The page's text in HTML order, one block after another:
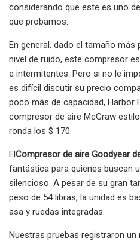
considerando que este es uno
que probamos.
En general, dado el tamaño más
nivel de ruido, este compresor
e intermitentes. Pero si no le
es difícil discutir su precio
poco más de capacidad, Harbor
compresor de aire McGraw
ronda los $ 170.
ElCompresor de aire Goodyear
fantástica para quienes buscan
silencioso. A pesar de su gran
peso de 54 libras, la unidad es
asa y ruedas integradas.
Nuestras pruebas registraron